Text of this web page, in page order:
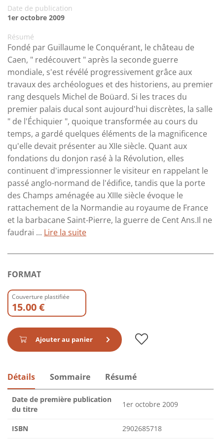
Date de publication
1er octobre 2009
Résumé
Fondé par Guillaume le Conquérant, le château de
Caen, " redécouvert " après la seconde guerre
mondiale, s'est révélé progressivement grâce aux
travaux des archéologues et des historiens, au premier
rang desquels Michel de Boüard. Si les traces du
premier palais ducal sont aujourd'hui discrètes, la salle
" de l'Échiquier ", quoique transformée au cours du
temps, a gardé quelques éléments de la magnificence
qu'elle devait présenter au XIIe siècle. Quant aux
fondations du donjon rasé à la Révolution, elles
continuent d'impressionner le visiteur en rappelant le
passé anglo-normand de l'édifice, tandis que la porte
des Champs aménagée au XIIIe siècle évoque le
rattachement de la Normandie au royaume de France
et la barbacane Saint-Pierre, la guerre de Cent Ans.Il ne
faudrai ... Lire la suite
FORMAT
Couverture plastifiée
15.00 €
Ajouter au panier
Détails Sommaire Résumé
Date de première publication
du titre
1er octobre 2009
ISBN 2902685718